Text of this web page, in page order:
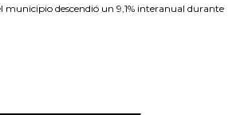
municipio descendió un 9,1% interanual durante